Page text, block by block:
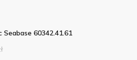
60342.41.61